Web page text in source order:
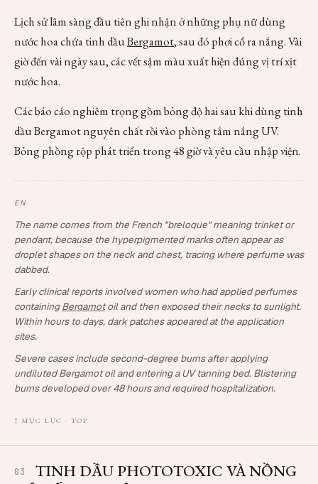
Lịch sử lâm sàng đầu tiên ghi nhận ở những phụ nữ dùng
nước hoa chứa tinh dầuBergamot, sau đó phơi cổ ra nắng. Vài
giờ đến vài ngày sau, các vết sậm màu xuất hiện đúng vị trí xịt
nước hoa.
Các báo cáo nghiêm trọng gồm bỏng độ hai sau khi dùng tinh
dầu Bergamot nguyên chất rồi vào phòng tắm nắng UV.
Bỏng phồng rộp phát triển trong 48 giờ và yêu cầu nhập viện.
The name comes from the French "breloque" meaning trinket or
pendant, because the hyperpigmented marks often appear as
droplet shapes on the neck and chest, tracing where perfume was
dabbed.
Early clinical reports involved women who had applied perfumes
containingBergamotoil and then exposed their necks to sunlight.
Within hours to days, dark patches appeared at the application
sites.
Severe cases include second-degree burns after applying
undiluted Bergamot oil and entering a UV tanning bed. Blistering
burns developed over 48 hours and required hospitalization.
↑ MỤC LỤC · TOP
03
TINH DẦU PHOTOTOXIC VÀ NỒNG